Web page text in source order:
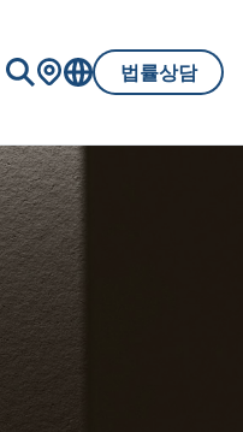
법률상담